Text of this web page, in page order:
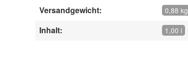
Versandgewicht: 0,88 kg
Inhalt: 1,00 l